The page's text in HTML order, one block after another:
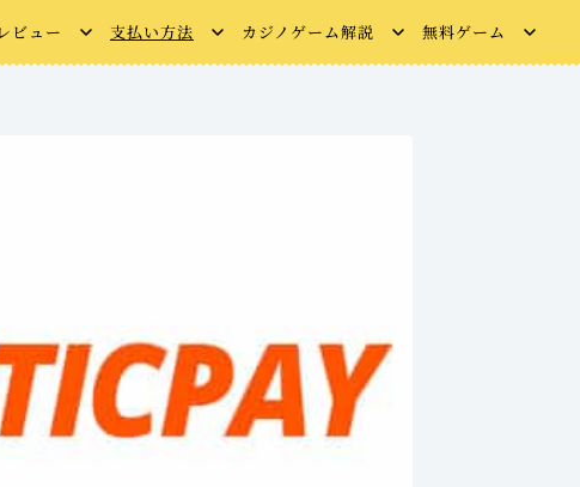
ビュー 支払い方法 カジノゲーム解説 無料ゲーム